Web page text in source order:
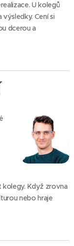
U kolegů
Cení si
dcerou a
Když zrovna
nebo hraje